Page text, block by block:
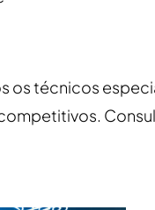
os técnicos